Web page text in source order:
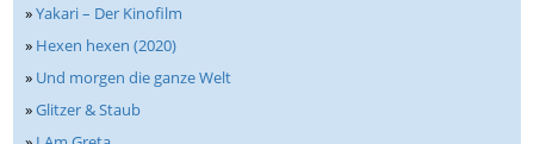
»Yakari – Der Kinofilm
» Hexen hexen (2020)
» Und morgen die ganze Welt
»Glitzer & Staub